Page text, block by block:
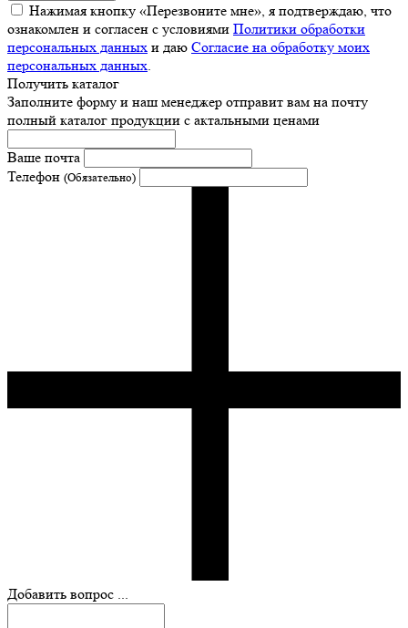
Нажимая кнопку «Перезвоните мне», я подтверждаю, что
ознакомлен и согласен с условиями Политики обработки
персональных данных и даю Согласие на обработку моих
персональных данных
Получить каталог
Заполните форму и наш менеджер отправит вам на почту
полный каталог продукции с актальными ценами
Ваше почта
Телефон (Обязательно)
Добавить вопрос ...